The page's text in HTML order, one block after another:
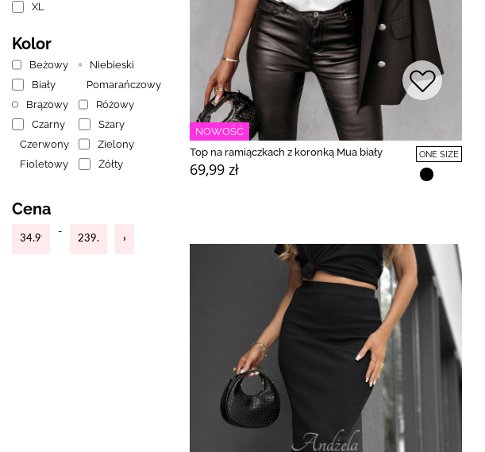
XL
Kolor
Beżowy
Biały
Brązowy
Czarny
Czerwony
Fioletowy
Niebieski
Pomarańczowy
Różowy
Szary
Zielony
Żółty
Cena
-
NOWOŚĆ
Top na ramiączkach z koronką Mua biały
69,99 zł
ONE SIZE